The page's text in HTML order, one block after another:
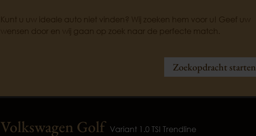
Kunt u uw ideale auto niet vinden? Wij zoeken hem voor u! Geef uw
wensen door en wij gaan op zoek naar de perfecte match.
Zoekopdracht starten
Volkswagen Golf Variant 1.0 TSI Trendline